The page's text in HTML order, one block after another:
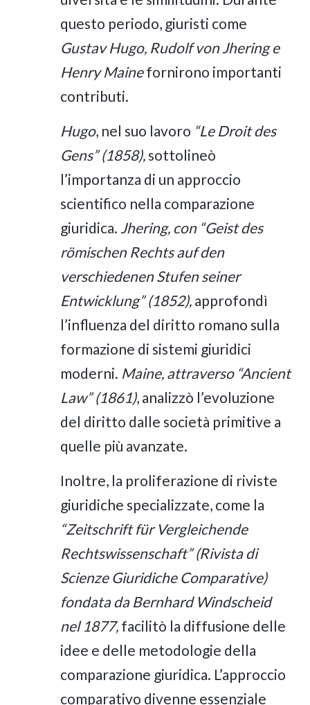
questo periodo, giuristi come
Gustav Hugo, Rudolf von Jhering e
Henry Mainefornirono importanti
contributi.
Hugo, nel suo lavoro “Le Droit des
Gens” (1858), sottolineò
l’importanza di un approccio
scientifico nella comparazione
giuridica. Jhering, con “Geist des
römischen Rechts auf den
verschiedenen Stufen seiner
Entwicklung” (1852), approfondì
l’influenza del diritto romano sulla
formazione di sistemi giuridici
moderni. Maine, attraverso “Ancient
Law” (1861), analizzò l’evoluzione
del diritto dalle società primitive a
quelle più avanzate.
Inoltre, la proliferazione di riviste
giuridiche specializzate, come la
“Zeitschrift für Vergleichende
Rechtswissenschaft” (Rivista di
Scienze Giuridiche Comparative)
fondata da Bernhard Windscheid
nel 1877, facilitò la diffusione delle
idee e delle metodologie della
comparazione giuridica. L’approccio
comparativo divenne essenziale